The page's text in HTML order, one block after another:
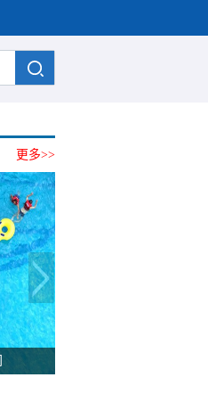
更多>>